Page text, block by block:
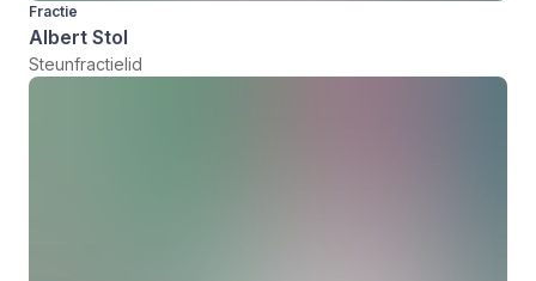
Fractie
Albert Stol
Steunfractielid